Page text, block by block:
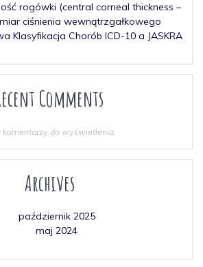
rogówki (central corneal thickness –
ciśnienia wewnątrzgałkowego
Klasyfikacja Chorób ICD-10 a JASKRA
Comments
komentarzy do wyświetlenia.
Archives
październik 2025
maj 2024